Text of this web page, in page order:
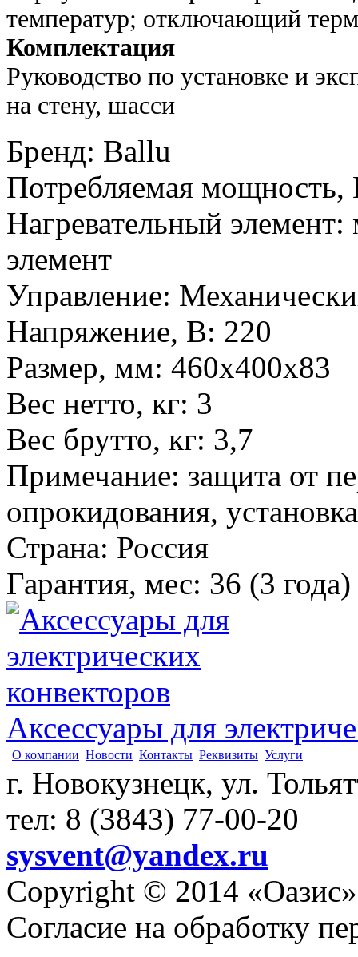
температур; отключающий
Комплектация
Руководство по установке и
на стену, шасси
Бренд: Ballu
Потребляемая мощность,
Нагревательный элемент:
элемент
Управление:
Напряжение, В: 220
Размер, мм: 460х400х83
Вес нетто, кг: 3
Вес брутто, кг: 3,7
Примечание: защита от
опрокидования,
Страна: Россия
Гарантия, мес: 36 (3 года)
Аксессуары для
О компании Новости Контакты Реквизиты Услуги
г. Новокузнецк, ул.
тел: 8 (3843) 77-00-20
sysvent@yandex.ru
Copyright © 2014 «Оазис»
Согласие на обработку